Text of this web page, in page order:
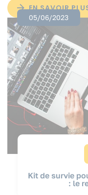
EN SAVOIR
05/06/2023
Kit de survie
: le